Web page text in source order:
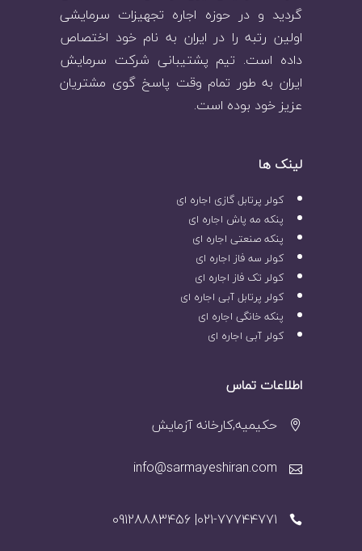
گردید و در حوزه اجاره تجهیزات سرمایشی
اولین رتبه را در ایران به نام خود اختصاص
داده است. تیم پشتیبانی شرکت سرمایش
ایران به طور تمام وقت پاسخ گوی مشتریان
عزیز خود بوده است.
لینک ها
کولر پرتابل گازی اجاره ای
پنکه مه پاش اجاره ای
پنکه صنعتی اجاره ای
کولر سه فاز اجاره ای
کولر تک فاز اجاره ای
کولر پرتابل آبی اجاره ای
پنکه خانگی اجاره ای
کولر آبی اجاره ای
اطلاعات تماس
حکیمیه,کارخانه آزمایش
info@sarmayeshiran.com
021-77744771| 09128883456